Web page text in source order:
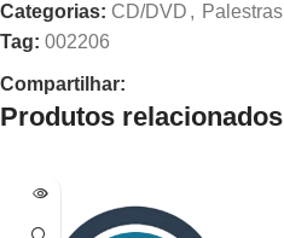
Categorias: CD/DVD , Palestras
Tag: 002206
Compartilhar:
Produtos relacionados